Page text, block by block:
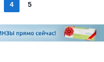
4 5